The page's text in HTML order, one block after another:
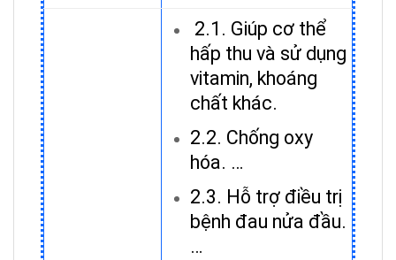
2.1. Giúp cơ thể
hấp thu và sử dụng
vitamin, khoáng
chất khác.
2.2. Chống oxy
hóa. …
2.3. Hỗ trợ điều trị
bệnh đau nửa đầu.
…